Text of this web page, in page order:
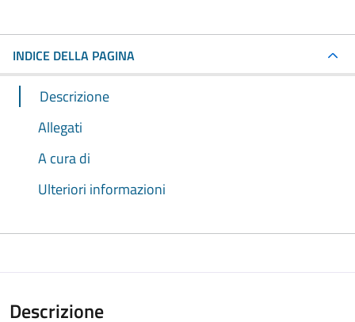
INDICE DELLA PAGINA
Descrizione
Allegati
A cura di
Ulteriori informazioni
Descrizione